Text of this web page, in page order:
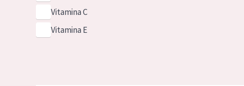
Vitamina C
Vitamina E